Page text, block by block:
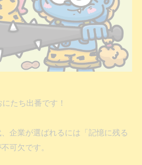
たち出番です！
企業が選ばれるには「記憶に残る
可欠です。